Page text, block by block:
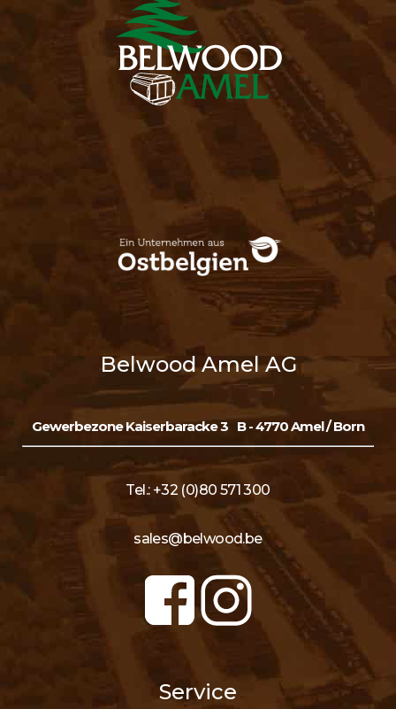
Belwood Amel AG
Gewerbezone Kaiserbaracke 3 B - 4770 Amel / Born
Tel.: +32 (0)80 571 300
sales@belwood.be
Service